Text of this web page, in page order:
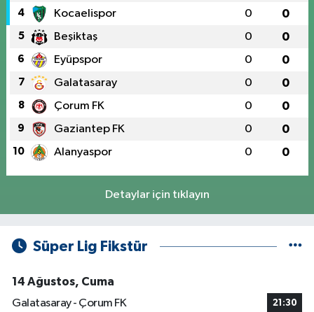
4 Kocaelispor 0 0
5 Beşiktaş 0 0
6 Eyüpspor 0 0
7 Galatasaray 0 0
8 Çorum FK 0 0
9 Gaziantep FK 0 0
10 Alanyaspor 0 0
Detaylar için tıklayın
Süper Lig Fikstür
14 Ağustos, Cuma
Galatasaray - Çorum FK
21:30